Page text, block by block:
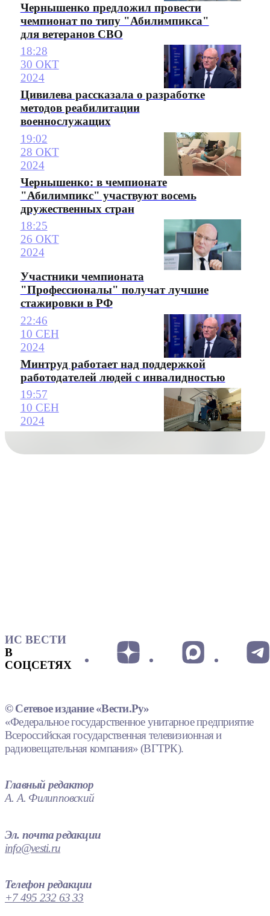
Чернышенко предложил провести
чемпионат по типу "Абилимпикса"
для ветеранов СВО
18:28
30 ОКТ
2024
Цивилева рассказала о разработке
методов реабилитации
военнослужащих
19:02
28 ОКТ
2024
Чернышенко: в чемпионате
"Абилимпикс" участвуют восемь
дружественных стран
18:25
26 ОКТ
2024
Участники чемпионата
"Профессионалы" получат лучшие
стажировки в РФ
22:46
10 СЕН
2024
Минтруд работает над поддержкой
работодателей людей с инвалидностью
19:57
10 СЕН
2024
ИС ВЕСТИ
В
СОЦСЕТЯХ
© Сетевое издание «Вести.Ру»
«Федеральное государственное унитарное предприятие
Всероссийская государственная телевизионная и
радиовещательная компания» (ВГТРК).
Главный редактор
А. А. Филипповский
Эл. почта редакции
info@vesti.ru
Телефон редакции
+7 495 232 63 33